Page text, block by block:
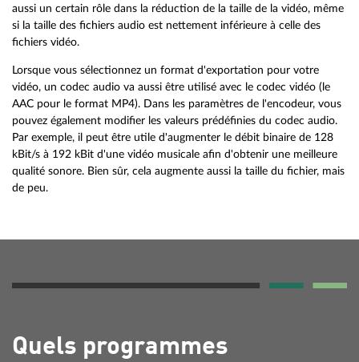
aussi un certain rôle dans la réduction de la taille de la vidéo, même
si la taille des fichiers audio est nettement inférieure à celle des
fichiers vidéo.
Lorsque vous sélectionnez un format d'exportation pour votre
vidéo, un codec audio va aussi être utilisé avec le codec vidéo (le
AAC pour le format MP4). Dans les paramètres de l'encodeur, vous
pouvez également modifier les valeurs prédéfinies du codec audio.
Par exemple, il peut être utile d'augmenter le débit binaire de 128
kBit/s à 192 kBit d'une vidéo musicale afin d'obtenir une meilleure
qualité sonore. Bien sûr, cela augmente aussi la taille du fichier, mais
de peu.
Quels programmes